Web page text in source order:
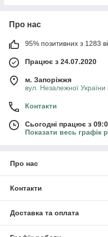
Про нас
95% позитивних з 1283
Працює з 24.07.2020
м. Запоріжжя
вул. Незалежної
Контакти
Сьогодні працює з
Показати весь графік
Про нас
Контакти
Доставка та оплата